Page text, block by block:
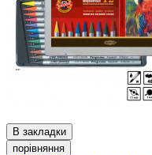
В закладки
порівняння